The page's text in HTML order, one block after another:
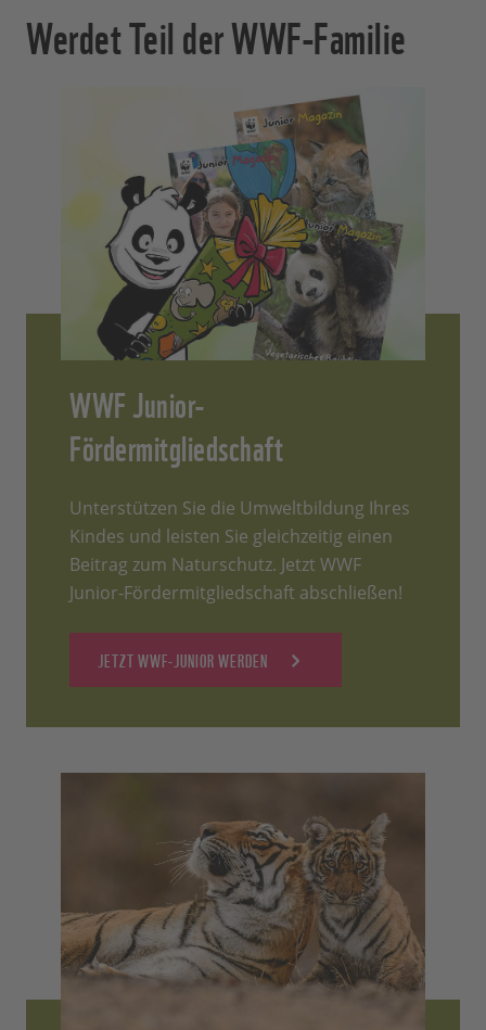
Werdet Teil der WWF-Familie
WWF Junior-
Fördermitgliedschaft
Unterstützen Sie die Umweltbildung Ihres
Kindes und leisten Sie gleichzeitig einen
Beitrag zum Naturschutz. Jetzt WWF
Junior-Fördermitgliedschaft abschließen!
JETZT WWF-JUNIOR WERDEN